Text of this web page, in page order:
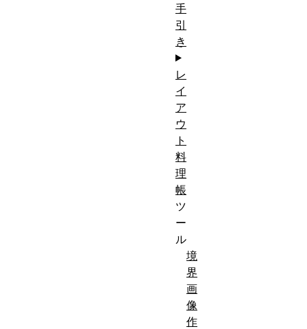
手
引
き
レ
イ
ア
ウ
ト
料
理
帳
ツ
ー
ル
境
界
画
像
作